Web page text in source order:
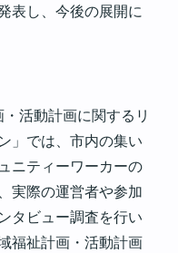
表し、今後の展開に
活動計画に関するリ
」では、市内の集い
ニティーワーカーの
実際の運営者や参加
タビュー調査を行い
福祉計画・活動計画